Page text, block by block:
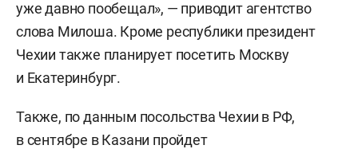
уже давно пообещал», — приводит агентство
слова Милоша. Кроме республики президент
Чехии также планирует посетить Москву
и Екатеринбург.
Также, по данным посольства Чехии в РФ,
в сентябре в Казани пройдет